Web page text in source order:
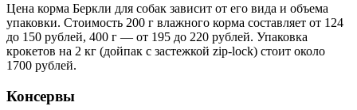
Цена корма Беркли для собак зависит от его вида и объема
упаковки. Стоимость 200 г влажного корма составляет от 124
до 150 рублей, 400 г ― от 195 до 220 рублей. Упаковка
крокетов на 2 кг (дойпак с застежкой zip-lock) стоит около
1700 рублей.
Консервы